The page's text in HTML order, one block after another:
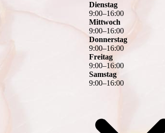
Dienstag
9:00–16:00
Mittwoch
9:00–16:00
Donnerstag
9:00–16:00
Freitag
9:00–16:00
Samstag
9:00–16:00